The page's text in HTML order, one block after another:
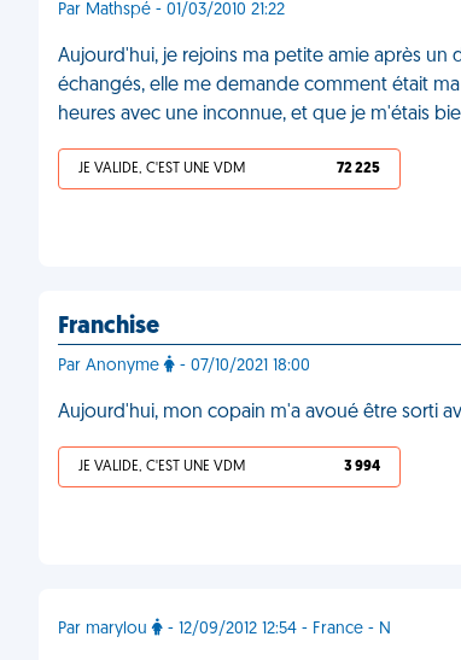
Par Mathspé - 01/03/2010 21:22
Aujourd'hui, je rejoins ma petite amie après un
échangés, elle me demande comment était
heures avec une inconnue, et que je m'étais
JE VALIDE, C'EST UNE VDM 72 225
Franchise
Par Anonyme - 07/10/2021 18:00
Aujourd'hui, mon copain m'a avoué être sorti
JE VALIDE, C'EST UNE VDM 3 994
Par marylou - 12/09/2012 12:54 - France - N